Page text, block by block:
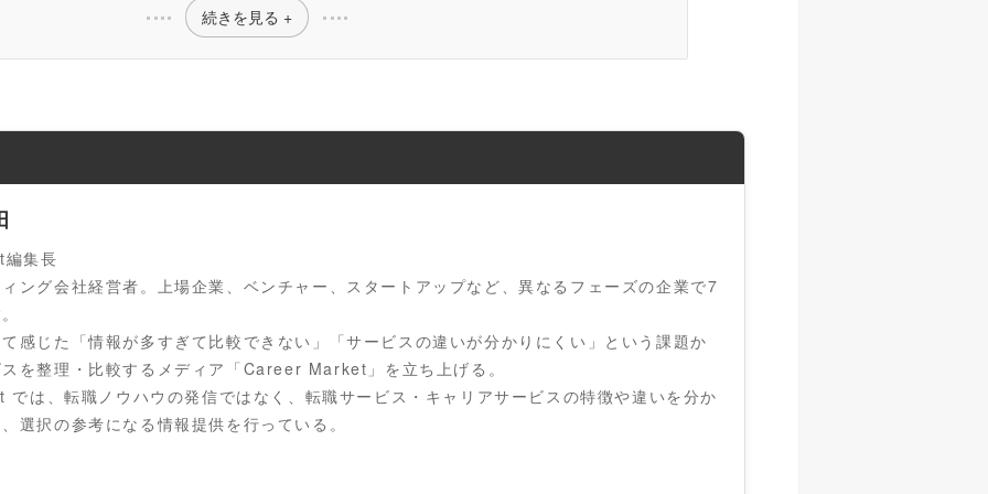
続きを見る +
集長
ング会社経営者。上場企業、ベンチャー、スタートアップなど、異なるフェーズの企業で7
感じた「情報が多すぎて比較できない」「サービスの違いが分かりにくい」という課題か
を整理・比較するメディア「Career Market」を立ち上げる。
は、転職ノウハウの発信ではなく、転職サービス・キャリアサービスの特徴や違いを分か
選択の参考になる情報提供を行っている。